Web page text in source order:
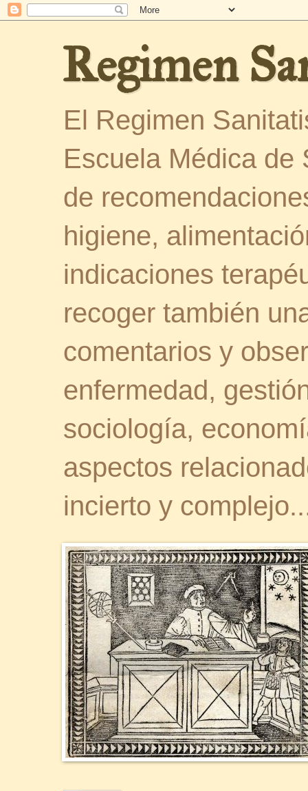
Regimen
El Regimen
Escuela Médica de
de
higiene,
indicaciones
recoger también
comentarios y
enfermedad,
sociología,
aspectos
incierto y